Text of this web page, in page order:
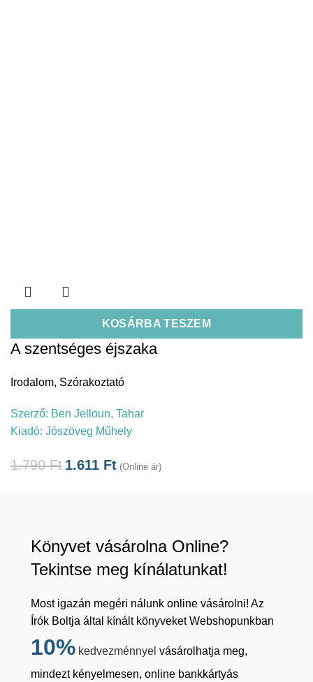
KOSÁRBA TESZEM
A szentséges éjszaka
Irodalom, Szórakoztató
Szerző: Ben Jelloun, Tahar
Kiadó: Jószöveg Műhely
1.790Ft 1.611 Ft (Online ár)
Könyvet vásárolna Online?
Tekintse meg kínálatunkat!
Most igazán megéri nálunk online vásárolni! Az
Írók Boltja által kínált könyveket Webshopunkban
10% kedvezménnyel vásárolhatja meg,
mindezt kényelmesen, online bankkártyás